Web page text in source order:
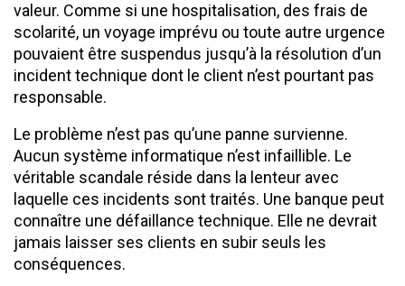
valeur. Comme si une hospitalisation, des frais de
scolarité, un voyage imprévu ou toute autre urgence
pouvaient être suspendus jusqu’à la résolution d’un
incident technique dont le client n’est pourtant pas
responsable.
Le problème n’est pas qu’une panne survienne.
Aucun système informatique n’est infaillible. Le
véritable scandale réside dans la lenteur avec
laquelle ces incidents sont traités. Une banque peut
connaître une défaillance technique. Elle ne devrait
jamais laisser ses clients en subir seuls les
conséquences.